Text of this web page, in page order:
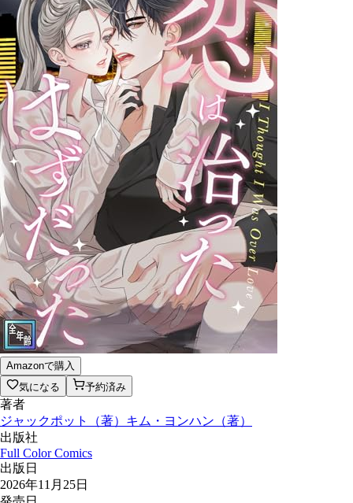
Amazonで購入
気になる
予約済み
著者
ジャックポット
（著） キム・ヨンハン （著）
出版社
Full Color Comics
出版日
2026年11月25日